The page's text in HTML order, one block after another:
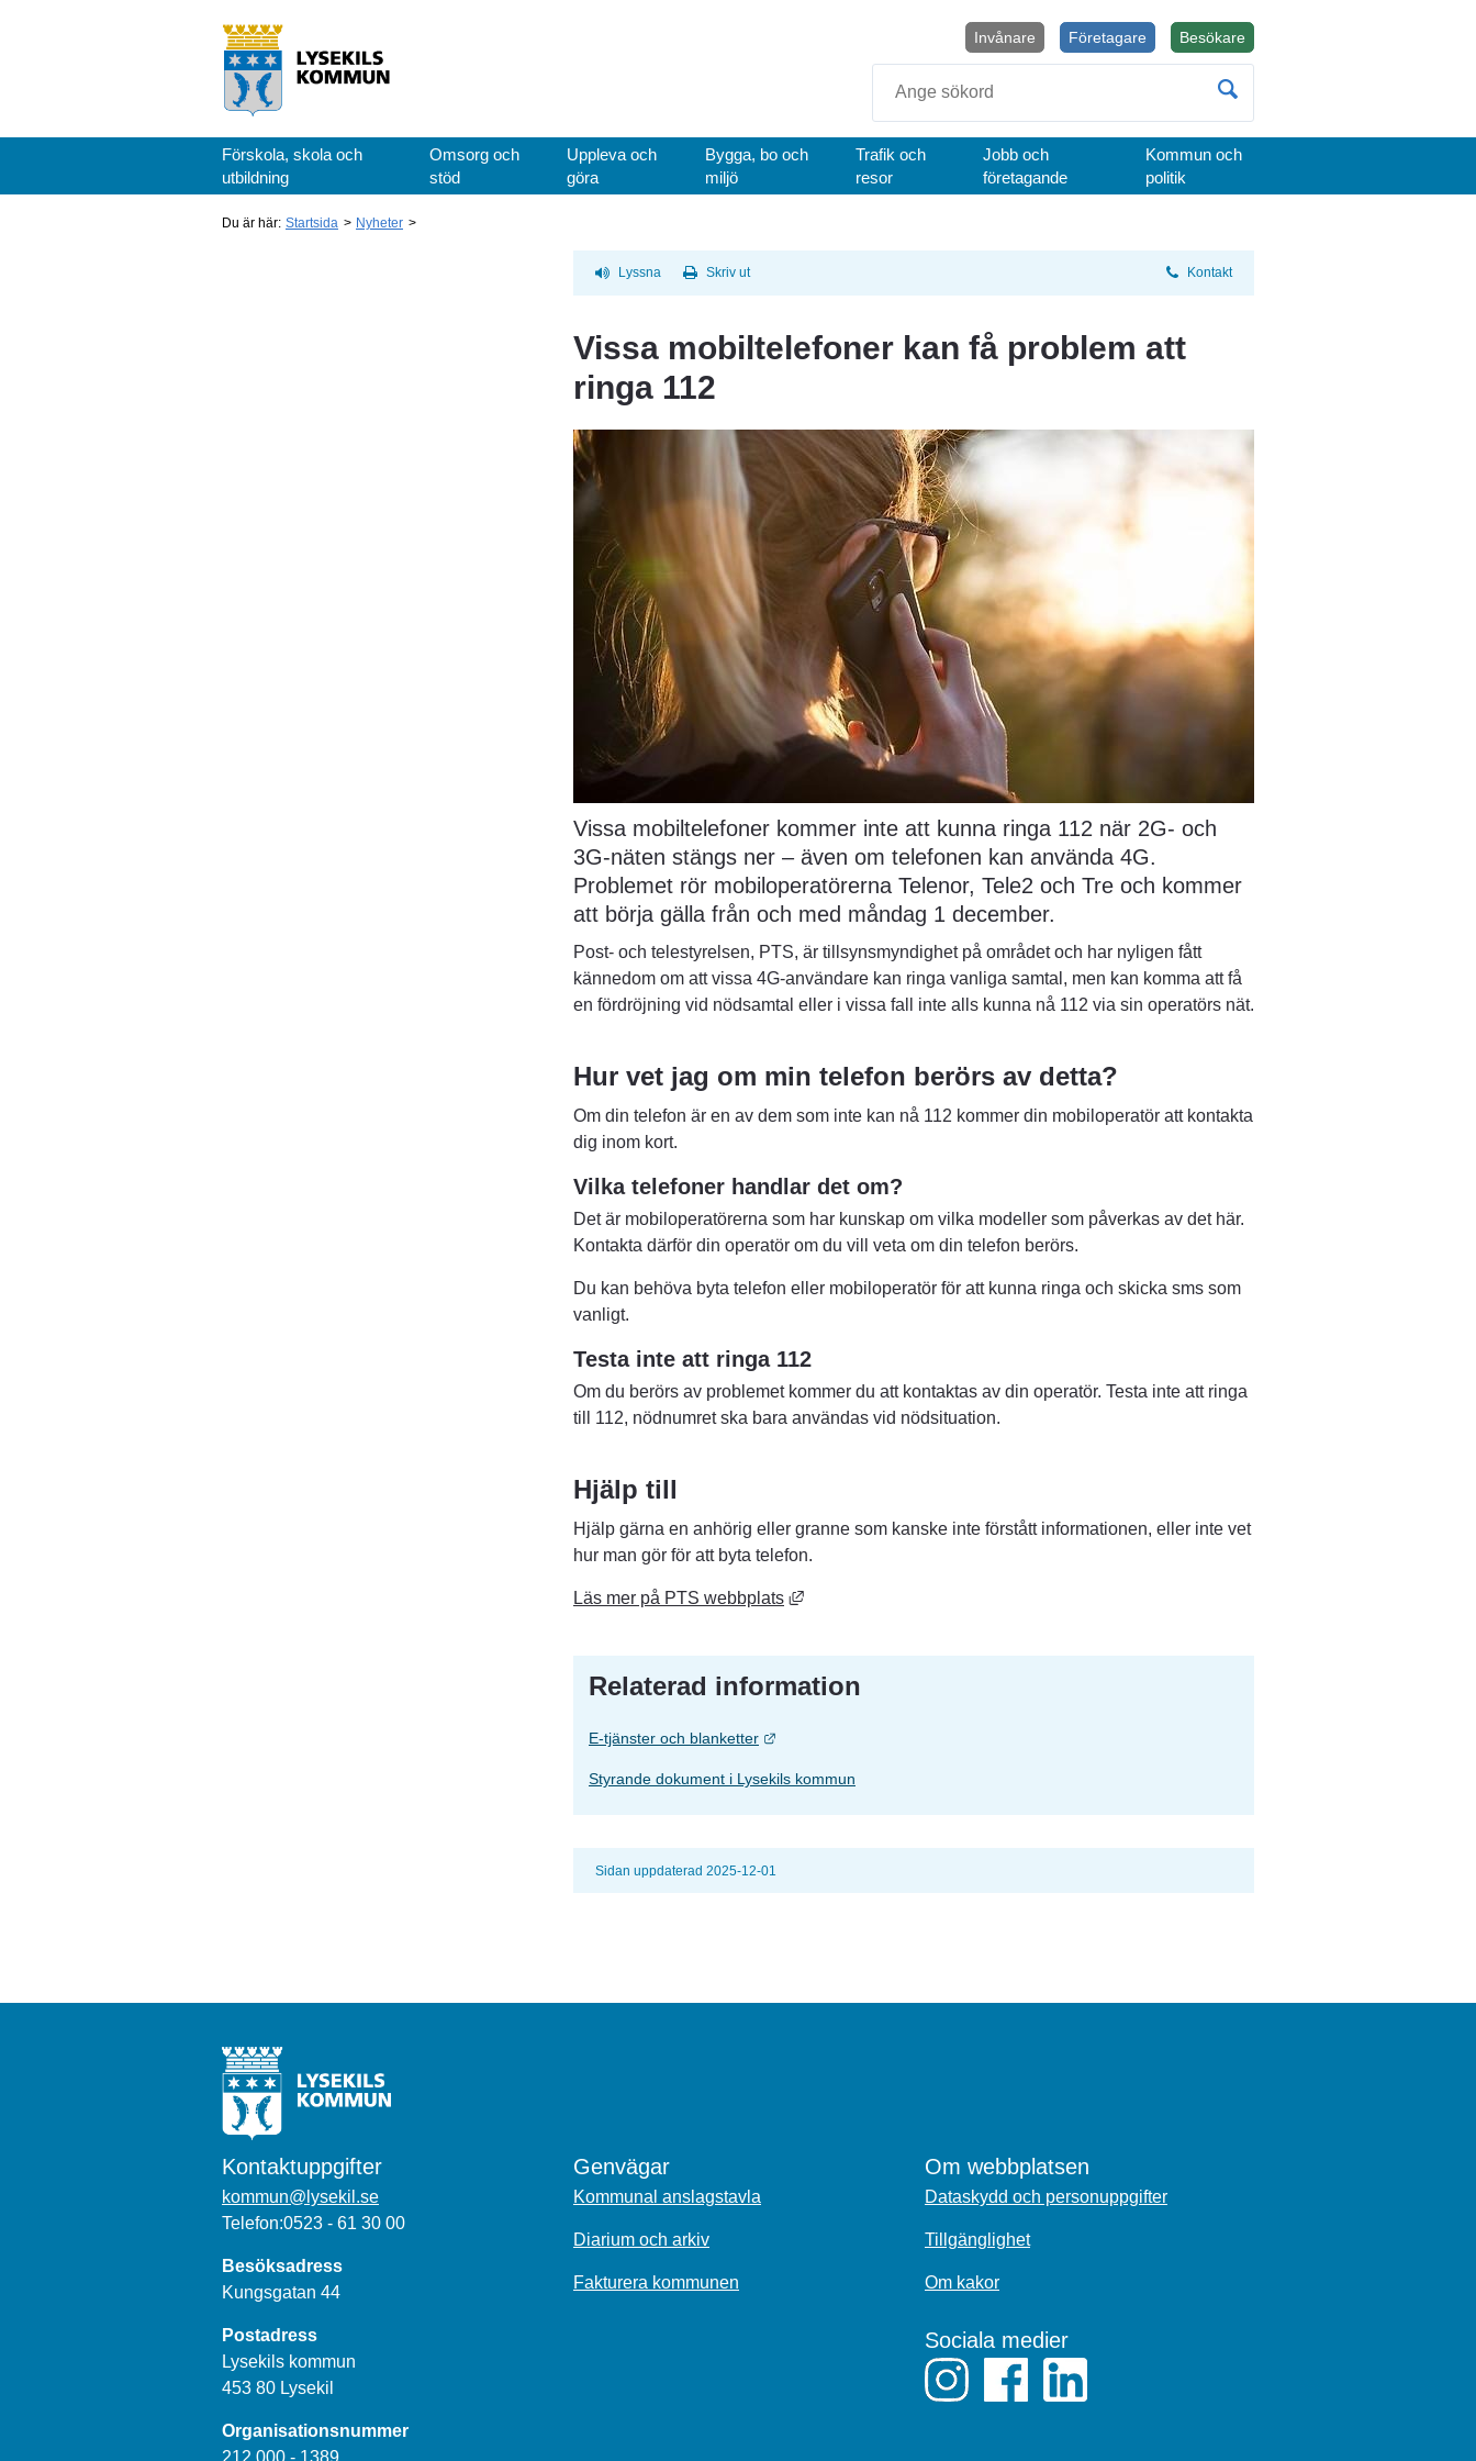
BesökareÖppnas i nytt fönster.
Företagare
Invånare
Förskola, skola och
utbildning
Omsorg och
stöd
Uppleva och
göra
Bygga, bo och
miljö
Trafik och
resor
Jobb och
företagande
Kommun och
politik
Du är här: Startsida Nyheter
Lyssna Skriv ut Kontakt
Vissa mobiltelefoner kan få problem att
ringa 112
Vissa mobiltelefoner kommer inte att kunna ringa 112 när 2G- och
3G-näten stängs ner – även om telefonen kan använda 4G.
Problemet rör mobiloperatörerna Telenor, Tele2 och Tre och kommer
att börja gälla från och med måndag 1 december.
Post- och telestyrelsen, PTS, är tillsynsmyndighet på området och har nyligen fått
kännedom om att vissa 4G-användare kan ringa vanliga samtal, men kan komma att få
en fördröjning vid nödsamtal eller i vissa fall inte alls kunna nå 112 via sin operatörs nät.
Hur vet jag om min telefon berörs av detta?
Om din telefon är en av dem som inte kan nå 112 kommer din mobiloperatör att kontakta
dig inom kort.
Vilka telefoner handlar det om?
Det är mobiloperatörerna som har kunskap om vilka modeller som påverkas av det här.
Kontakta därför din operatör om du vill veta om din telefon berörs.
Du kan behöva byta telefon eller mobiloperatör för att kunna ringa och skicka sms som
vanligt.
Testa inte att ringa 112
Om du berörs av problemet kommer du att kontaktas av din operatör. Testa inte att ringa
till 112, nödnumret ska bara användas vid nödsituation.
Hjälp till
Hjälp gärna en anhörig eller granne som kanske inte förstått informationen, eller inte vet
hur man gör för att byta telefon.
Läs mer på PTS webbplats Länk till annan webbplats, öppnas i nytt fönster.
Relaterad information
E-tjänster och blanketter Länk till annan webbplats.
Styrande dokument i Lysekils kommun
Sidan uppdaterad 2025-12-01
Kontaktuppgifter
kommun@lysekil.se
Telefon:0523 - 61 30 00
Besöksadress
Kungsgatan 44
Postadress
Lysekils kommun
453 80 Lysekil
Organisationsnummer
212 000 - 1389
Genvägar
Kommunal anslagstavla
Diarium och arkiv
Fakturera kommunen
Om webbplatsen
Dataskydd och personuppgifter
Tillgänglighet
Om kakor
Sociala medier